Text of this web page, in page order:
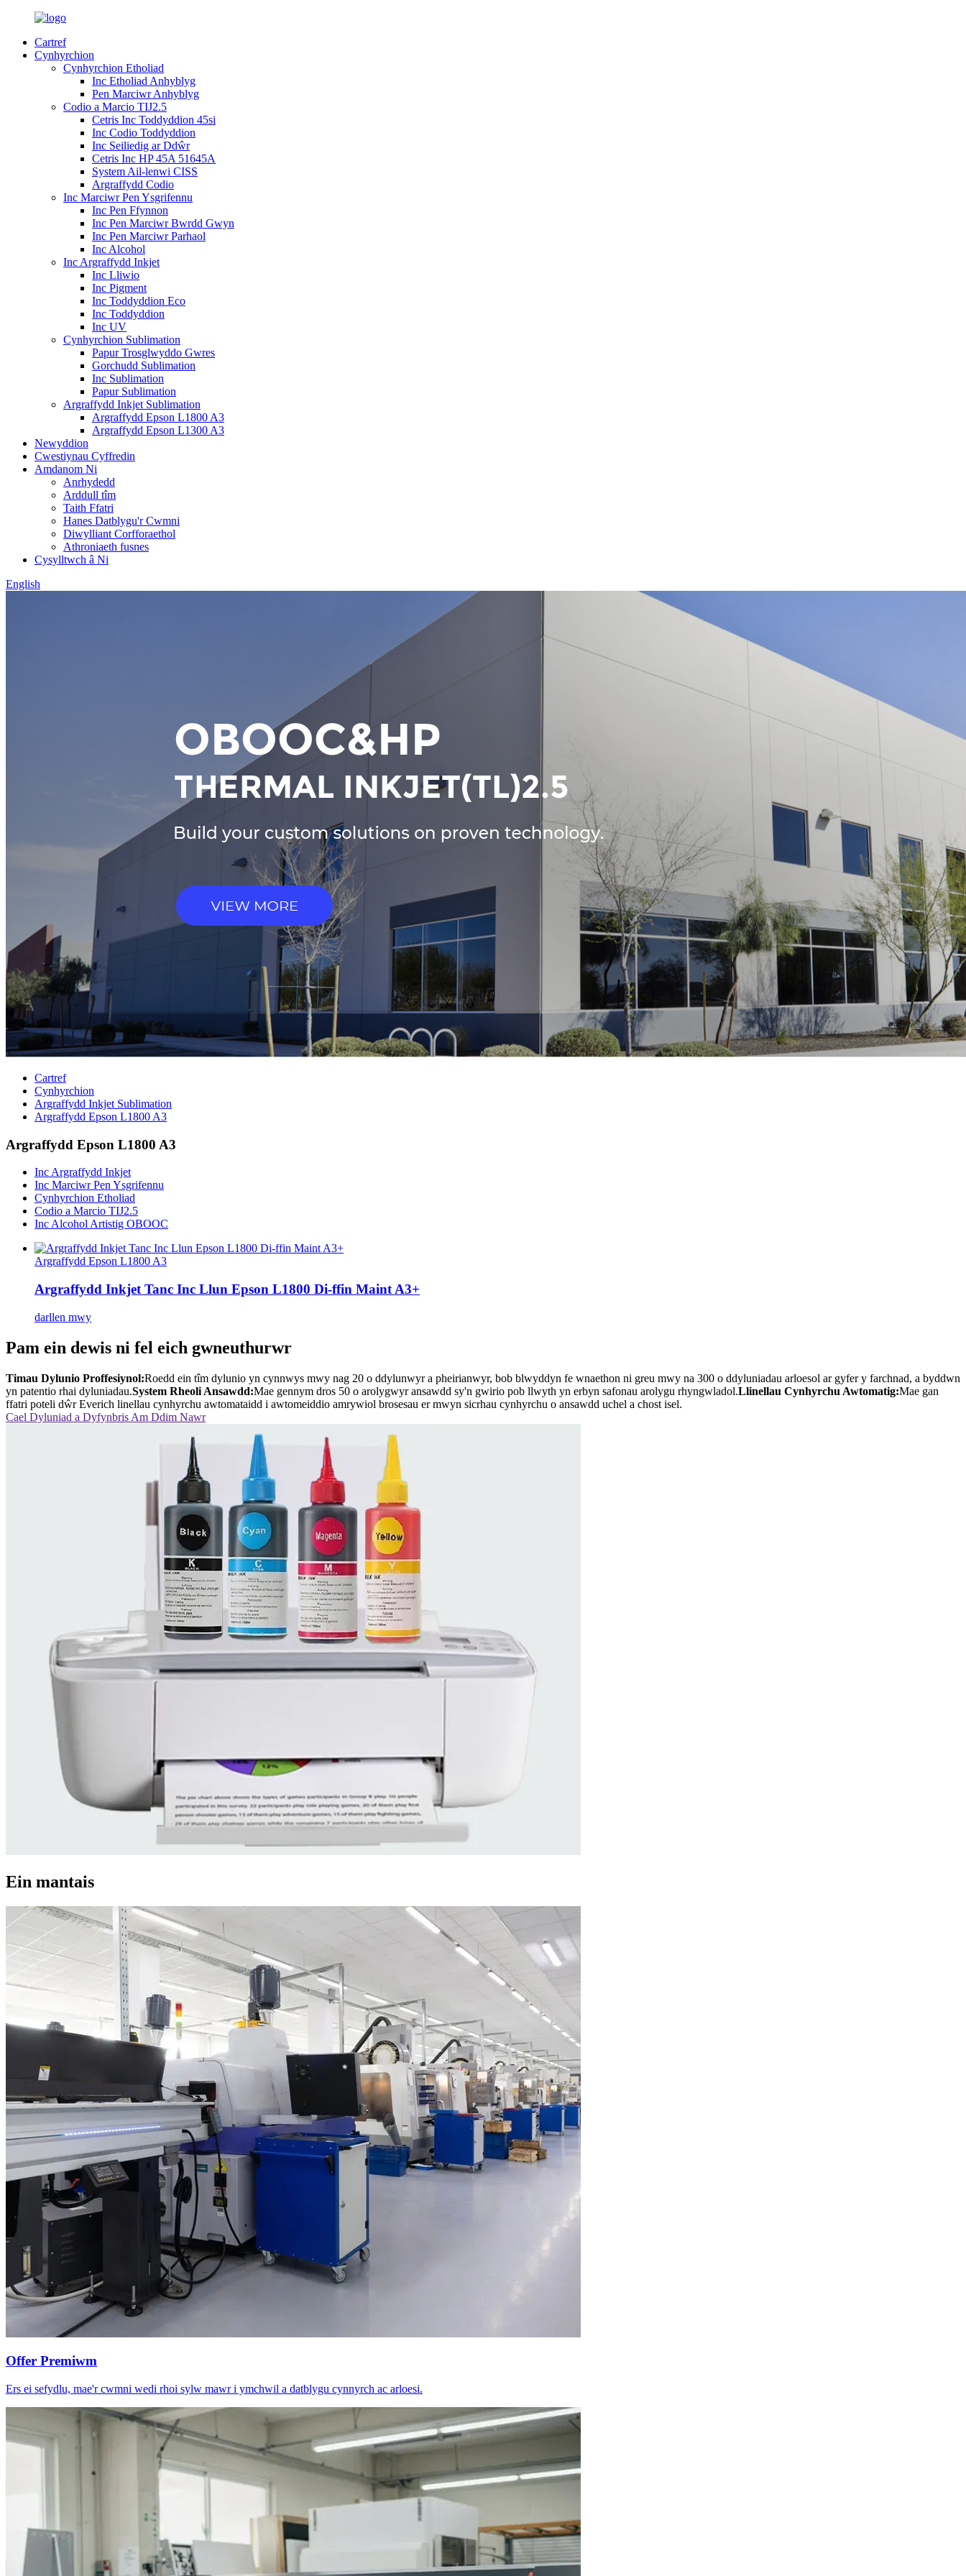
Cartref
Cynhyrchion
Cynhyrchion Etholiad
Inc Etholiad Anhyblyg
Pen Marciwr Anhyblyg
Codio a Marcio TIJ2.5
Cetris Inc Toddyddion 45si
Inc Codio Toddyddion
Inc Seiliedig ar Ddŵr
Cetris Inc HP 45A 51645A
System Ail-lenwi CISS
Argraffydd Codio
Inc Marciwr Pen Ysgrifennu
Inc Pen Ffynnon
Inc Pen Marciwr Bwrdd Gwyn
Inc Pen Marciwr Parhaol
Inc Alcohol
Inc Argraffydd Inkjet
Inc Lliwio
Inc Pigment
Inc Toddyddion Eco
Inc Toddyddion
Inc UV
Cynhyrchion Sublimation
Papur Trosglwyddo Gwres
Gorchudd Sublimation
Inc Sublimation
Papur Sublimation
Argraffydd Inkjet Sublimation
Argraffydd Epson L1800 A3
Argraffydd Epson L1300 A3
Newyddion
Cwestiynau Cyffredin
Amdanom Ni
Anrhydedd
Arddull tîm
Taith Ffatri
Hanes Datblygu'r Cwmni
Diwylliant Corfforaethol
Athroniaeth fusnes
Cysylltwch â Ni
English
Cartref
Cynhyrchion
Argraffydd Inkjet Sublimation
Argraffydd Epson L1800 A3
Argraffydd Epson L1800 A3
Inc Argraffydd Inkjet
Inc Marciwr Pen Ysgrifennu
Cynhyrchion Etholiad
Codio a Marcio TIJ2.5
Inc Alcohol Artistig OBOOC
Argraffydd Epson L1800 A3
Argraffydd Inkjet Tanc Inc Llun Epson L1800 Di-ffin Maint A3+
darllen mwy
Pam ein dewis ni fel eich gwneuthurwr
Timau Dylunio Proffesiynol:Roedd ein tîm dylunio yn cynnwys mwy nag 20 o ddylunwyr a pheirianwyr, bob blwyddyn fe wnaethon ni greu mwy na 300 o ddyluniadau arloesol ar gyfer y farchnad, a byddwn
yn patentio rhai dyluniadau.System Rheoli Ansawdd:Mae gennym dros 50 o arolygwyr ansawdd sy'n gwirio pob llwyth yn erbyn safonau arolygu rhyngwladol.Llinellau Cynhyrchu Awtomatig:Mae gan
ffatri poteli dŵr Everich linellau cynhyrchu awtomataidd i awtomeiddio amrywiol brosesau er mwyn sicrhau cynhyrchu o ansawdd uchel a chost isel.
Cael Dyluniad a Dyfynbris Am Ddim Nawr
Ein mantais
Offer Premiwm
Ers ei sefydlu, mae'r cwmni wedi rhoi sylw mawr i ymchwil a datblygu cynnyrch ac arloesi.